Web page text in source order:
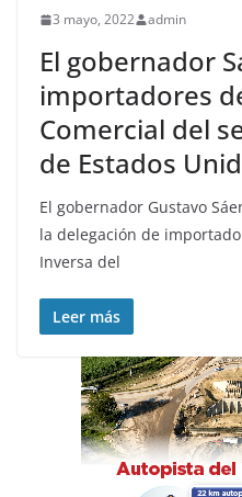
3 mayo, 2022 admin
El gobernador
importadores
Comercial del
de Estados
El gobernador Gustavo
la delegación de
Inversa del
Leer más